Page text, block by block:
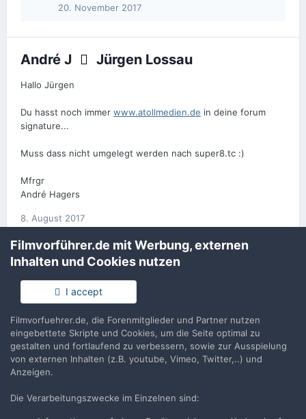
20. November 2017
André J Jürgen Lossau
Hallo Jürgen
Du hasst noch immer www.atollmedien.de in deine forum
signature...
Muss dass nicht umgelegt werden nach super8.tc :)
Mfrgr
André Hagers
8. August 2017
Jürgen Lossau
www.atollmedien.de und www.super8.tv ist noch
nicht eröffnet. Aber danke für den Tipp, mache ich
8. August 2017
Filmvorführer.de via Google durchsuchen:
Filmvorführer.de mit Werbung, externen
Inhalten und Cookies nutzen
I accept
Filmvorfuehrer.de, die Forenmitglieder und Partner nutzen
eingebettete Skripte und Cookies, um die Seite optimal zu
gestalten und fortlaufend zu verbessern, sowie zur Ausspielung
von externen Inhalten (z.B. youtube, Vimeo, Twitter,..) und
Anzeigen.
Die Verarbeitungszwecke im Einzelnen sind: